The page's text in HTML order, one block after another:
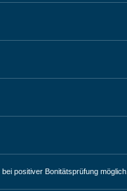
positiver Bonitätsprüfung möglich.